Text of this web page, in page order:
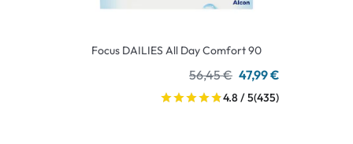
Focus DAILIES All Day Comfort 90
56,45 € 47,99 €
4.8 / 5(435)